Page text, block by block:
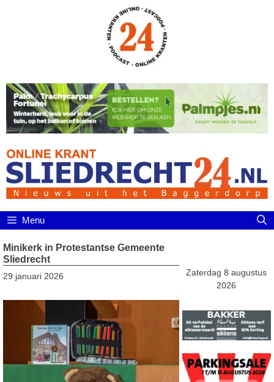
Menu
Minikerk in Protestantse Gemeente
Sliedrecht
29 januari 2026
Zaterdag 8 augustus
2026